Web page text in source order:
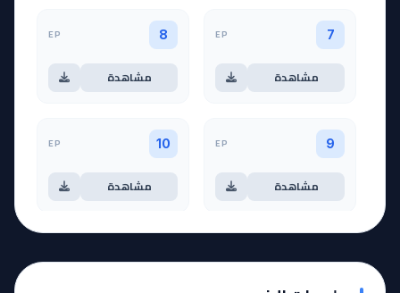
7
EP
مشاهدة
8
EP
مشاهدة
9
EP
مشاهدة
10
EP
مشاهدة
آخر حلقة 🔥
12
EP